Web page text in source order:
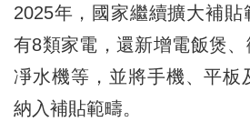
2025年，國家繼續擴大補貼
有8類家電，還新增電飯煲
凈水機等，並將手機、平板
納入補貼範疇。